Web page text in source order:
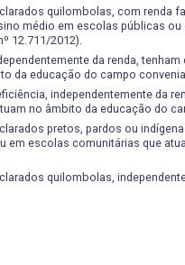
quilombolas, com renda
médio em escolas públicas
12.711/2012).
da renda,
da educação do campo
independentemente da
no âmbito da educação do
pretos, pardos ou
em escolas comunitárias que
quilombolas,